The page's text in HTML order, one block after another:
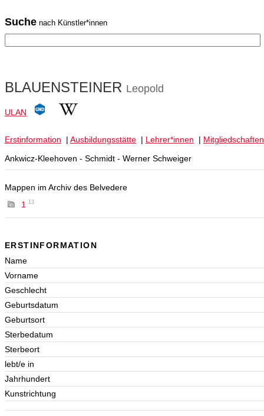
Suche nach Künstler*innen
BLAUENSTEINER Leopold
ULAN
Erstinformation | Ausbildungsstätte | Lehrer*innen | Mitgliedschaften
Ankwicz-Kleehoven - Schmidt - Werner Schweiger
Mappen im Archiv des Belvedere
1
13
ERSTINFORMATION
Name
Vorname
Geschlecht
Geburtsdatum
Geburtsort
Sterbedatum
Sterbeort
lebt/e in
Jahrhundert
Kunstrichtung